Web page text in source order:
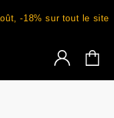
-18% sur tout le site
Connexion